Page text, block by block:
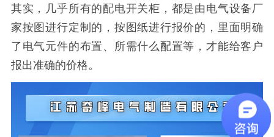
其实，几乎所有的配电开关柜，都是由电气设备厂
家按图进行定制的，按图纸进行报价的，里面明确
了电气元件的布置、所需什么配置等，才能给客户
报出准确的价格。